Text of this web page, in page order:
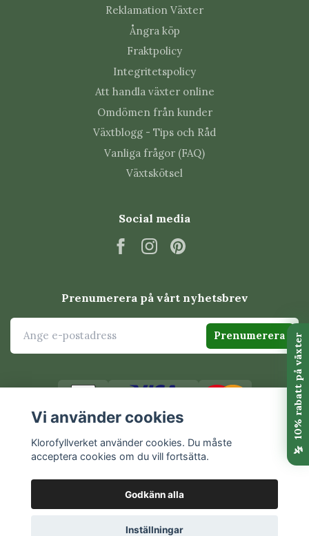
Reklamation Växter
Ångra köp
Fraktpolicy
Integritetspolicy
Att handla växter online
Omdömen från kunder
Växtblogg - Tips och Råd
Vanliga frågor (FAQ)
Växtskötsel
Social media
Prenumerera på vårt nyhetsbrev
Prenumerera
© 2026 Klorofyllverket
Vi använder cookies
Klorofyllverket använder cookies. Du måste
acceptera cookies om du vill fortsätta.
Godkänn alla
Inställningar